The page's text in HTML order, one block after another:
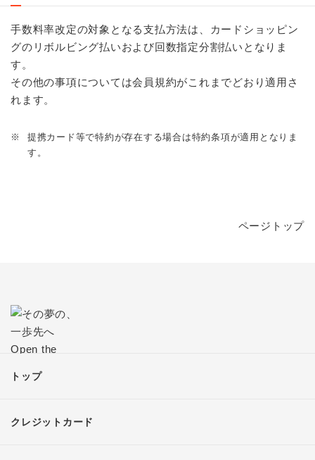
手数料率改定の対象となる支払方法は、カードショッピン
グのリボルビング払いおよび回数指定分割払いとなりま
す。
その他の事項については会員規約がこれまでどおり適用さ
れます。
※
提携カード等で特約が存在する場合は特約条項が適用となりま
す。
ページトップ
トップ
クレジットカード